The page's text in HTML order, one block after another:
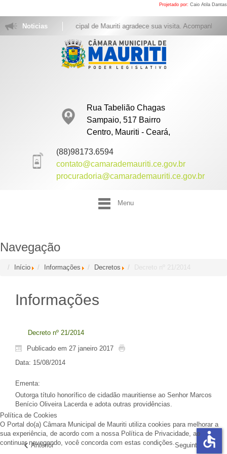
Projetado por: Caio Atila Dantas
Noticias
A Câmara Municipal de Mauriti agradece sua visita. Acompanhe
Rua Tabelião Chagas
Sampaio, 517 Bairro
Centro, Mauriti - Ceará,
(88)98173.6594
contato@camarademauriti.ce.gov.br
procuradoria@camarademauriti.ce.gov.br
Menu
Navegação
Início Informações Decretos Decreto nº 21/2014
Informações
Decreto nº 21/2014
Publicado em 27 janeiro 2017
Data: 15/08/2014
Ementa:
Outorga título honorífico de cidadão mauritiense ao Senhor Marcos
Benício Oliveira Lacerda e adota outras providências.
Anterior Seguinte
Política de Cookies
O Portal do(a) Câmara Municipal de Mauriti utiliza cookies para melhorar a
sua experiência, de acordo com a nossa Política de Privacidade, ao
continuar navegando, você concorda com estas condições.
accessible